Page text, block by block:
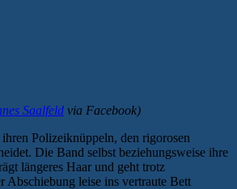
Saalfeld via Facebook)
Polizeiknüppeln, den rigorosen
Die Band selbst beziehungsweise ihre
längeres Haar und geht trotz
Abschiebung leise ins vertraute Bett